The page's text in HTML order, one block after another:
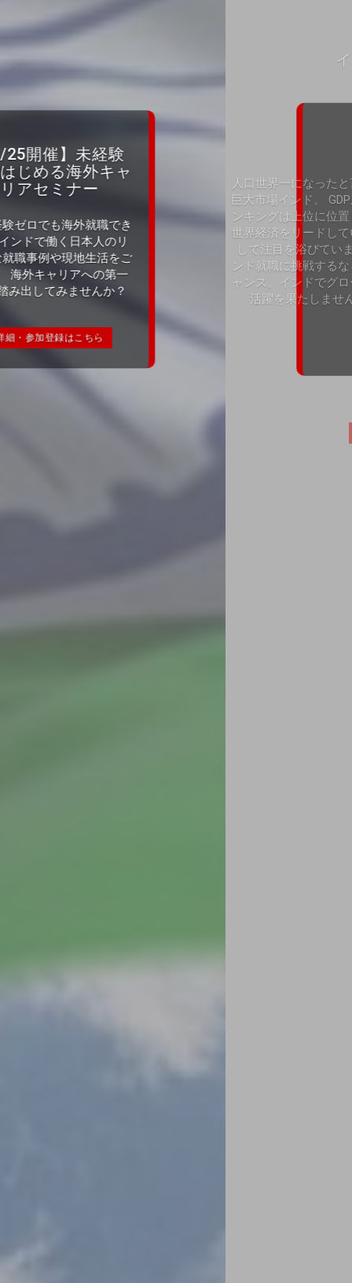
インドで働こう！
人口世界一になったと言われる
巨大市場インド。 GDP成長率ラ
ンキングは上位に位置し、今後
世界経済をリードしていく国と
して注目を浴びています。 イ
ンド就職に挑戦するなら今がチ
ャンス。インドでグローバルな
活躍を果たしませんか？
求人情報を確認する